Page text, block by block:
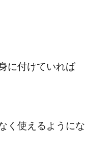
に付けていれば
く使えるようにな